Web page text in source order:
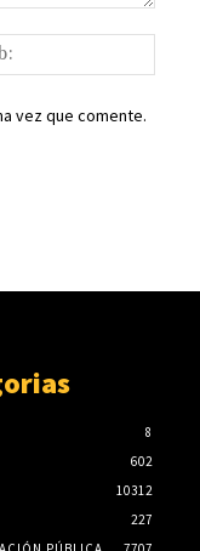
web:
vez que comente.
8
602
10312
227